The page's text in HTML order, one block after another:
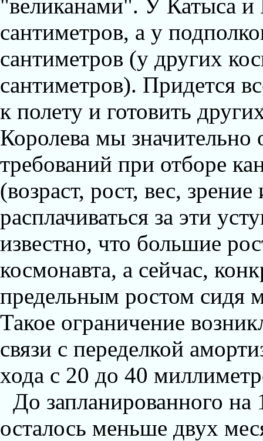
"великанами". У Катыса и
сантиметров, а у
сантиметров (у других
сантиметров). Придется
к полету и готовить
Королева мы значительно
требований при отборе
(возраст, рост, вес,
расплачиваться за эти
известно, что большие
космонавта, а сейчас,
предельным ростом сидя
Такое ограничение
связи с переделкой
хода с 20 до 40
До запланированного на
осталось меньше двух